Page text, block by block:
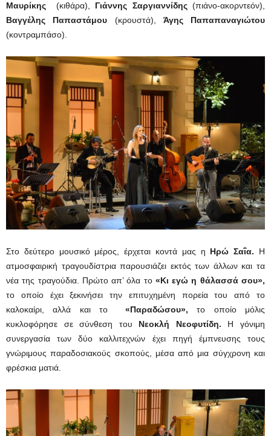
Μαυρίκης (κιθάρα), Γιάννης Σαργιαννίδης(πιάνο-ακορντεόν),
Βαγγέλης Παπαστάμου (κρουστά), Άγης Παπαπαναγιώτου
(κοντραμπάσο).
Στο δεύτερο μουσικό μέρος, έρχεται κοντά μας η Ηρώ Σαΐα. Η
ατμοσφαιρική τραγουδίστρια παρουσιάζει εκτός των άλλων και τα
νέα της τραγούδια. Πρώτο απ’ όλα το «Κι εγώ η θάλασσά σου»,
το οποίο έχει ξεκινήσει την επιτυχημένη πορεία του από το
καλοκαίρι, αλλά και το «Παραδώσου»,το οποίο μόλις
κυκλοφόρησε σε σύνθεση του Νεοκλή Νεοφυτίδη. Η γόνιμη
συνεργασία των δύο καλλιτεχνών έχει πηγή έμπνευσης τους
γνώριμους παραδοσιακούς σκοπούς, μέσα από μια σύγχρονη και
φρέσκια ματιά.